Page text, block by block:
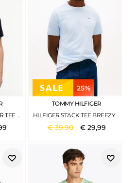
SCRIPT STACK REGULAR TEE DESERT SKY
25%
TOMMY HILFIGER
HILFIGER STACK TEE BREEZY BLUE
€39,90 € 29,99